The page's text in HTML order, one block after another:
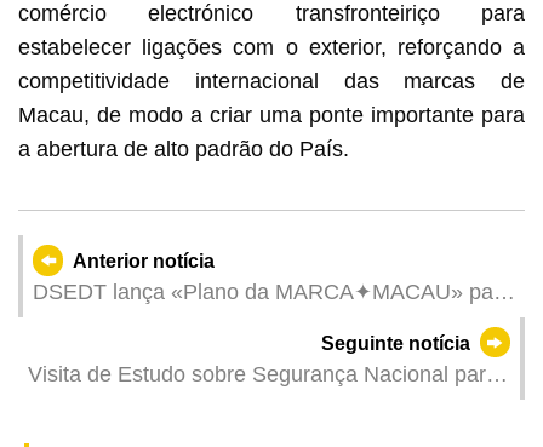
comércio electrónico transfronteiriço para
estabelecer ligações com o exterior, reforçando a
competitividade internacional das marcas de
Macau, de modo a criar uma ponte importante para
a abertura de alto padrão do País.
Anterior notícia
DSEDT lança «Plano da MARCA✦MACAU» para
Seguinte notícia
Visita de Estudo sobre Segurança Nacional para